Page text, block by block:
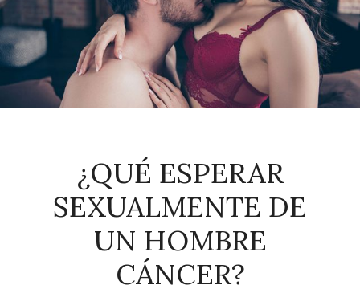
¿QUÉ ESPERAR
SEXUALMENTE DE
UN HOMBRE
CÁNCER?